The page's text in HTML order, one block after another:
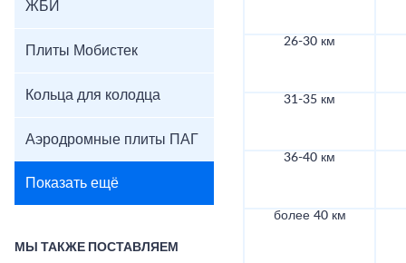
ЖБИ
Плиты Мобистек
Кольца для колодца
Аэродромные плиты ПАГ
Показать ещё
МЫ ТАКЖЕ ПОСТАВЛЯЕМ
26-30 км
31-35 км
36-40 км
более 40 км